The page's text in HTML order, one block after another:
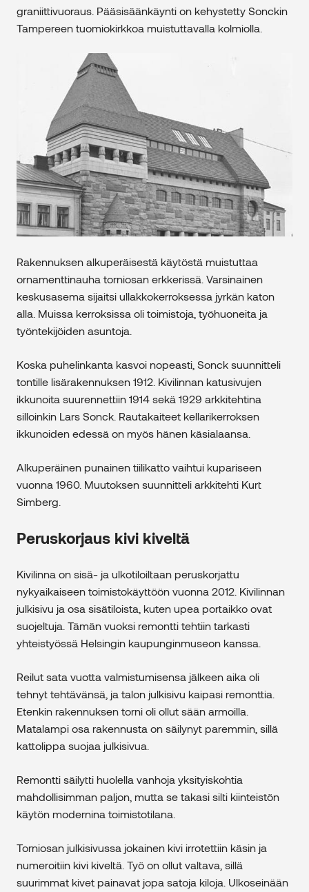
graniittivuoraus. Pääsisäänkäynti on kehystetty Sonckin
Tampereen tuomiokirkkoa muistuttavalla kolmiolla.
Rakennuksen alkuperäisestä käytöstä muistuttaa
ornamenttinauha torniosan erkkerissä. Varsinainen
keskusasema sijaitsi ullakkokerroksessa jyrkän katon
alla. Muissa kerroksissa oli toimistoja, työhuoneita ja
työntekijöiden asuntoja.
Koska puhelinkanta kasvoi nopeasti, Sonck suunnitteli
tontille lisärakennuksen 1912. Kivilinnan katusivujen
ikkunoita suurennettiin 1914 sekä 1929 arkkitehtina
silloinkin Lars Sonck. Rautakaiteet kellarikerroksen
ikkunoiden edessä on myös hänen käsialaansa.
Alkuperäinen punainen tiilikatto vaihtui kupariseen
vuonna 1960. Muutoksen suunnitteli arkkitehti Kurt
Simberg.
Peruskorjaus kivi kiveltä
Kivilinna on sisä- ja ulkotiloiltaan peruskorjattu
nykyaikaiseen toimistokäyttöön vuonna 2012. Kivilinnan
julkisivu ja osa sisätiloista, kuten upea portaikko ovat
suojeltuja. Tämän vuoksi remontti tehtiin tarkasti
yhteistyössä Helsingin kaupunginmuseon kanssa.
Reilut sata vuotta valmistumisensa jälkeen aika oli
tehnyt tehtävänsä, ja talon julkisivu kaipasi remonttia.
Etenkin rakennuksen torni oli ollut sään armoilla.
Matalampi osa rakennusta on säilynyt paremmin, sillä
kattolippa suojaa julkisivua.
Remontti säilytti huolella vanhoja yksityiskohtia
mahdollisimman paljon, mutta se takasi silti kiinteistön
käytön modernina toimistotilana.
Torniosan julkisivussa jokainen kivi irrotettiin käsin ja
numeroitiin kivi kiveltä. Työ on ollut valtava, sillä
suurimmat kivet painavat jopa satoja kiloja. Ulkoseinään